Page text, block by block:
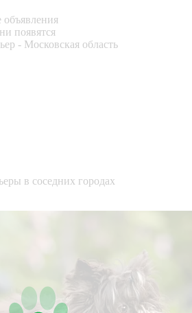
появятся
- Московская область
в соседних городах